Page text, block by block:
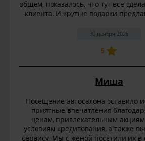
общем, показалось, что тут все
клиента. И крутые подарки
30 ноября 2025
5
Миша
Посещение автосалона оставило
приятные впечатления
ценам, привлекательным
условиям кредитования, а также
сервису. Мы с женой посетили их в